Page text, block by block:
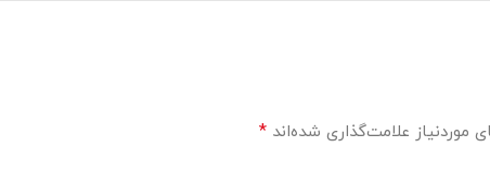
علامت‌گذاری شده‌اند *